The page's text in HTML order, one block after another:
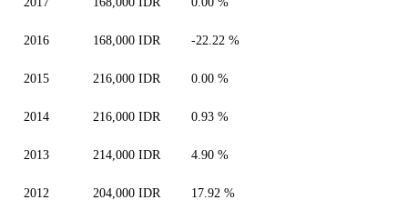
2016 168,000 IDR -22.22 %
2015 216,000 IDR 0.00 %
2014 216,000 IDR 0.93 %
2013 214,000 IDR 4.90 %
2012 204,000 IDR 17.92 %